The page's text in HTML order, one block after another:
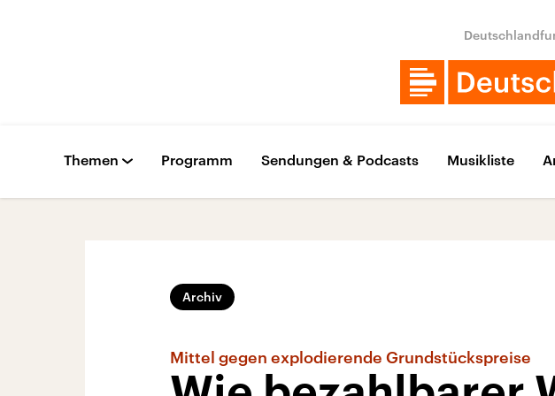
Themen Programm Sendungen & Podcasts Musikliste
Archiv
Mittel gegen explodierende Grundstückspreise